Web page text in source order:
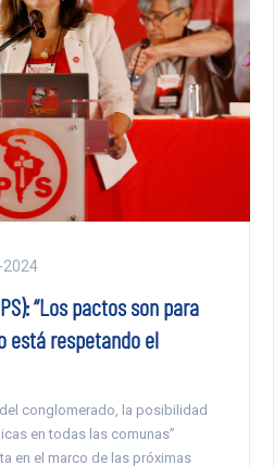
“Los pactos son para
está respetando el
conglomerado, la posibilidad
en todas las comunas”
en el marco de las próximas